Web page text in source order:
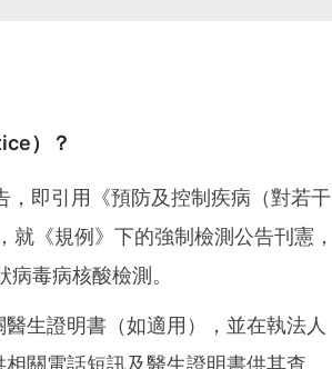
）？
即引用《預防及控制疾病（對若干
《規例》下的強制檢測公告刊憲，
毒病核酸檢測。
生證明書（如適用），並在執法人